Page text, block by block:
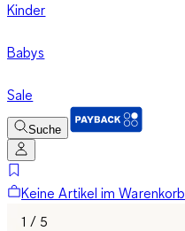
Kinder
Babys
Sale
Suche
Keine Artikel im Warenkorb
1 / 5